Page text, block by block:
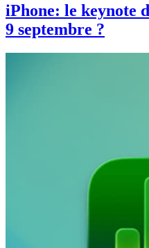
iPhone: le keynote
9 septembre ?